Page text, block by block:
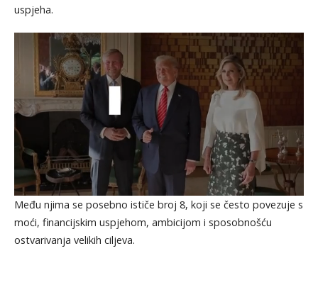
uspjeha.
Među njima se posebno ističe broj 8, koji se često povezuje s
moći, financijskim uspjehom, ambicijom i sposobnošću
ostvarivanja velikih ciljeva.